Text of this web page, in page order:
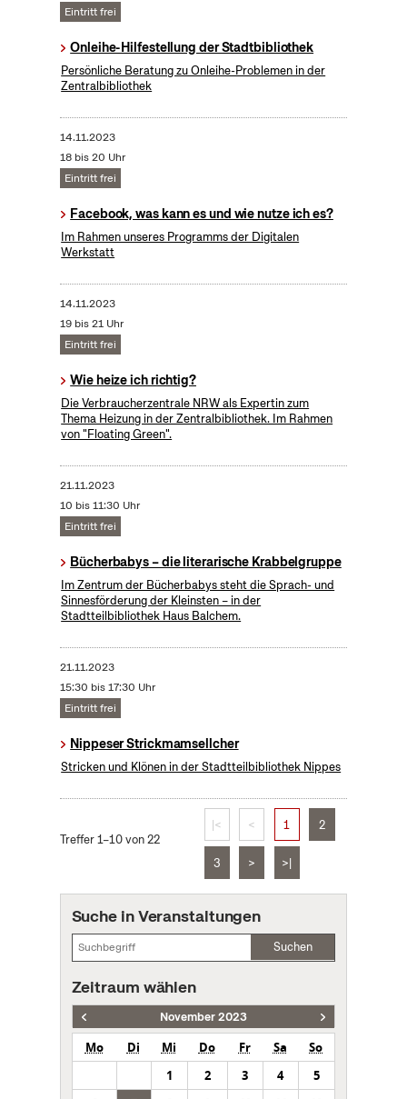
Eintritt frei
Onleihe-Hilfestellung der Stadtbibliothek
Persönliche Beratung zu Onleihe-Problemen in der
Zentralbibliothek
14.11.2023
18 bis 20 Uhr
Eintritt frei
Facebook, was kann es und wie nutze ich es?
Im Rahmen unseres Programms der Digitalen
Werkstatt
14.11.2023
19 bis 21 Uhr
Eintritt frei
Wie heize ich richtig?
Die Verbraucherzentrale NRW als Expertin zum
Thema Heizung in der Zentralbibliothek. Im Rahmen
von "Floating Green".
21.11.2023
10 bis 11:30 Uhr
Eintritt frei
Bücherbabys – die literarische Krabbelgruppe
Im Zentrum der Bücherbabys steht die Sprach- und
Sinnesförderung der Kleinsten – in der
Stadtteilbibliothek Haus Balchem.
21.11.2023
15:30 bis 17:30 Uhr
Eintritt frei
Nippeser Strickmamsellcher
Stricken und Klönen in der Stadtteilbibliothek Nippes
Treffer 1–10 von 22
|< < 1 2
3 > >|
Suche in Veranstaltungen
Suchen
Zeitraum wählen
November 2023
Mo Di Mi Do Fr Sa
So
1
2 3 4
5